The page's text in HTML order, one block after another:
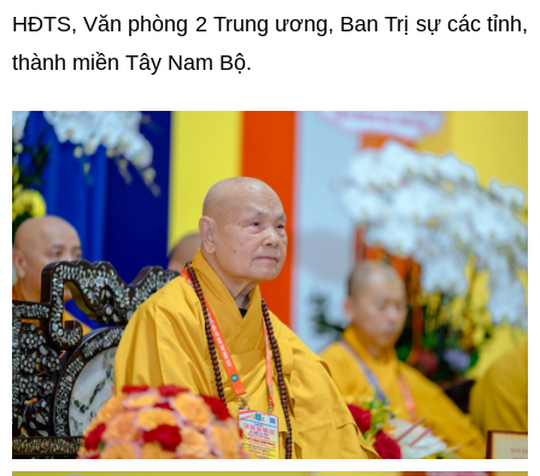
HĐTS, Văn phòng 2 Trung ương, Ban Trị sự các tỉnh,
thành miền Tây Nam Bộ.